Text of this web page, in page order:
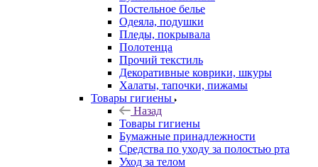
Постельное белье
Одеяла, подушки
Пледы, покрывала
Полотенца
Прочий текстиль
Декоративные коврики, шкуры
Халаты, тапочки, пижамы
Товары гигиены
Назад
Товары гигиены
Бумажные принадлежности
Средства по уходу за полостью рта
Уход за телом